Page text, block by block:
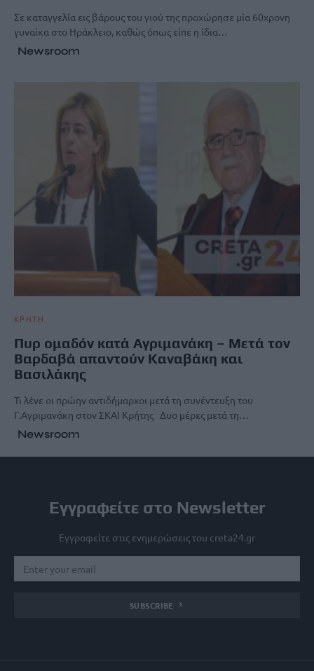
Σε καταγγελία εις βάρους του γιού της προχώρησε μία 60χρονη
γυναίκα στο Ηράκλειο, καθώς όπως είπε η ίδια…
Newsroom
ΚΡΗΤΗ
Πυρ ομαδόν κατά Αγριμανάκη – Μετά τον
Βαρδαβά απαντούν Καναβάκη και
Βασιλάκης
Τι λένε οι πρώην αντιδήμαρχοι μετά τη συνέντευξη του
Γ.Αγριμανάκη στον ΣΚΑΙ Κρήτης Δυο μέρες μετά τη…
Newsroom
Εγγραφείτε στο Newsletter
Εγγραφείτε στις ενημερώσεις του creta24.gr
SUBSCRIBE